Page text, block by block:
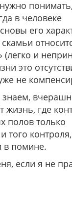
в человеке
его
(легко и
это
не
жизнь, где
полов только
того
в помине.
если я не